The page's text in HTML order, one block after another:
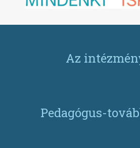
Az
Pedagógus-